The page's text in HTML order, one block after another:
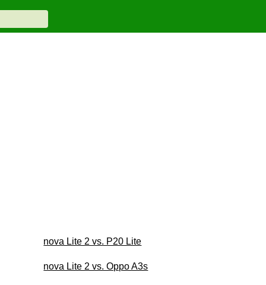
nova Lite 2 vs. P20 Lite
nova Lite 2 vs. Oppo A3s